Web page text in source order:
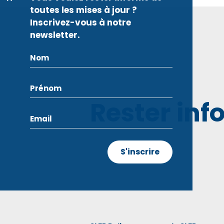
Rester
toutes les mises à jour ?
Inscrivez-vous à notre
newsletter.